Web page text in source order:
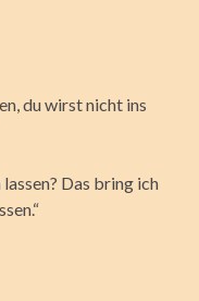
du wirst nicht ins
lassen? Das bring ich